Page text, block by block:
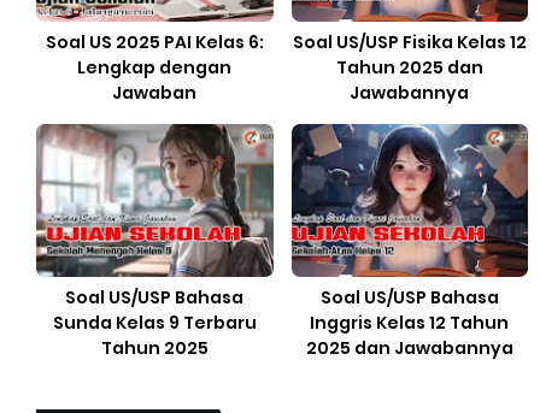
Soal US 2025 PAI Kelas 6:
Lengkap dengan
Jawaban
Soal US/USP Fisika Kelas 12
Tahun 2025 dan
Jawabannya
Soal US/USP Bahasa
Sunda Kelas 9 Terbaru
Tahun 2025
Soal US/USP Bahasa
Inggris Kelas 12 Tahun
2025 dan Jawabannya